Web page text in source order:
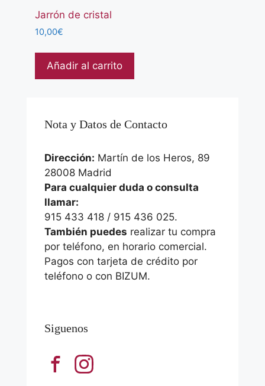
Jarrón de cristal
10,00€
Añadir al carrito
Nota y Datos de Contacto
Dirección: Martín de los Heros, 89
28008 Madrid
Para cualquier duda o consulta
llamar:
915 433 418 / 915 436 025.
También puedes realizar tu compra
por teléfono, en horario comercial.
Pagos con tarjeta de crédito por
teléfono o con BIZUM.
Siguenos